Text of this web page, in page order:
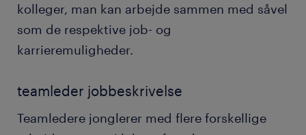
kolleger, man kan arbejde sammen med såvel
som de respektive job- og
karrieremuligheder.
teamleder jobbeskrivelse
Teamledere jonglerer med flere forskellige